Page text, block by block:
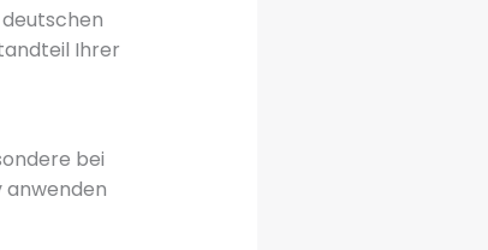
Ihrer
bei
anwenden